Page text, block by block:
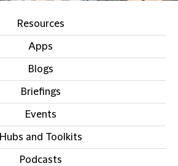
Resources
Apps
Blogs
Briefings
Events
Hubs and Toolkits
Podcasts